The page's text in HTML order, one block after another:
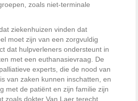
zoals niet-terminale
ziekenhuizen vinden dat
moet zijn van een zorgvuldig
dat hulpverleners ondersteunt in
met een euthanasievraag. De
experts, die de nood van
van zaken kunnen inschatten, en
met de patiënt en zijn familie zijn
zoals dokter Van Laer terecht